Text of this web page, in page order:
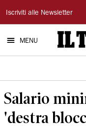
Il
Tirreno
Iscriviti alle Newsletter
MENU
Salario
'destra